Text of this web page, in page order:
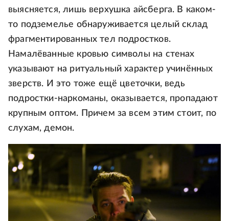
выясняется, лишь верхушка айсберга. В каком-
то подземелье обнаруживается целый склад
фрагментированных тел подростков.
Намалёванные кровью символы на стенах
указывают на ритуальный характер учинённых
зверств. И это тоже ещё цветочки, ведь
подростки-наркоманы, оказывается, пропадают
крупным оптом. Причем за всем этим стоит, по
слухам, демон.